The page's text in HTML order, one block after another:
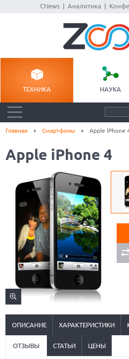
CNews| Аналитика
ТЕХНИКА НАУКА
Главная Смартфоны Apple iPhone
Apple iPhone 4
ОПИСАНИЕ ХАРАКТЕРИСТИКИ
ОТЗЫВЫ СТАТЬИ ЦЕНЫ